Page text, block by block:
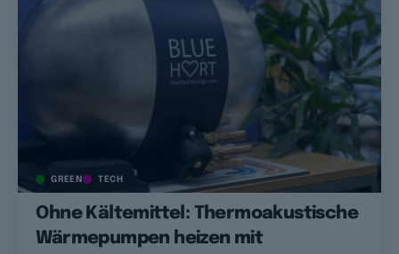
GREEN TECH
Ohne Kältemittel: Thermoakustische
Wärmepumpen heizen mit